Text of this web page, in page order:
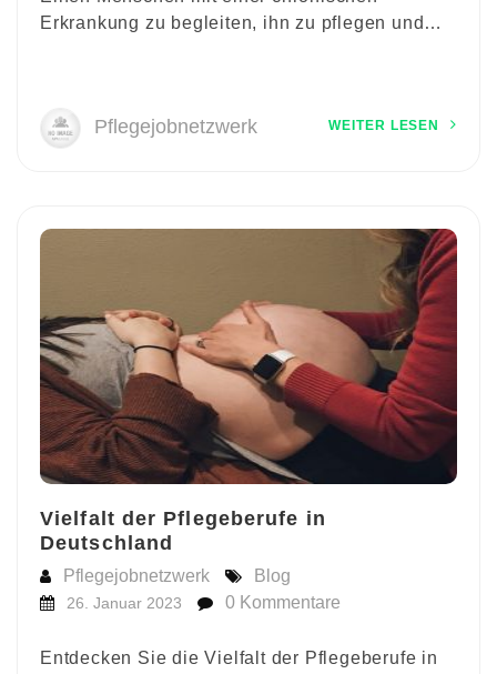
Erkrankung zu begleiten, ihn zu pflegen und…
Pflegejobnetzwerk WEITER LESEN
Vielfalt der Pflegeberufe in
Deutschland
Pflegejobnetzwerk Blog
26. Januar 2023 0 Kommentare
Entdecken Sie die Vielfalt der Pflegeberufe in